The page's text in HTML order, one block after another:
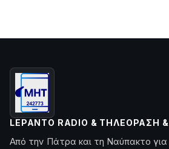
LEPANTO RADIO & ΤΗΛΕΌΡΑΣΗ
Από την Πάτρα και τη Ναύπακτο για